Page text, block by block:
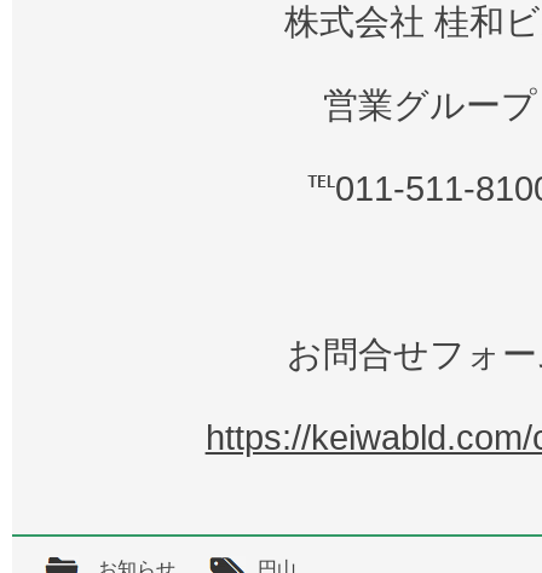
株式会社 桂和
営業グループ
℡011-511-
お問合せフォ
https://
お知らせ 円山